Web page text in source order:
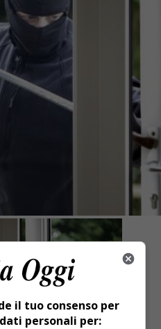
il tuo consenso per
personali per: